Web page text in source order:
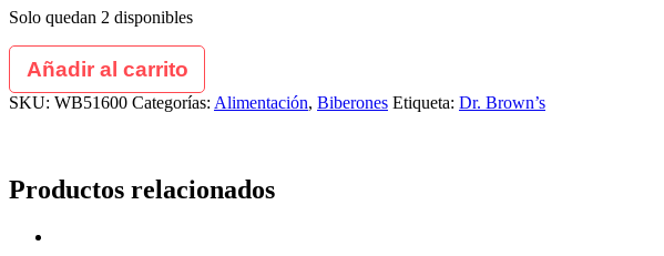
Solo quedan 2 disponibles
Añadir al carrito
SKU: WB51600 Categorías: Alimentación, Biberones Etiqueta: Dr. Brown’s
Productos relacionados